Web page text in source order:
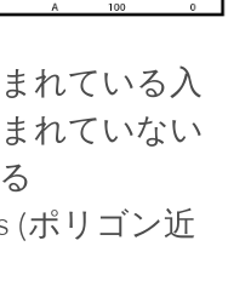
れている入
れていない
(ポリゴン近